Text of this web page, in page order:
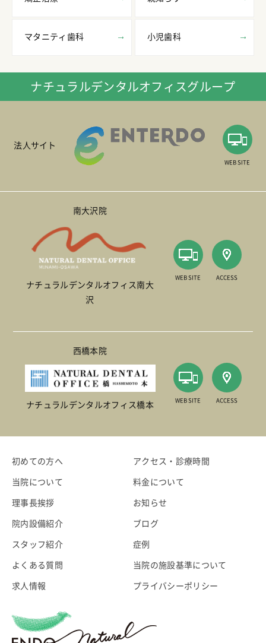
マタニティ歯科 小児歯科
ナチュラルデンタルオフィスグループ
法人サイト
WEB SITE
南大沢院
ナチュラルデンタルオフィス南大
沢
WEB SITE ACCESS
西橋本院
ナチュラルデンタルオフィス橋本
WEB SITE ACCESS
初めての方へ
当院について
理事長挨拶
院内設備紹介
スタッフ紹介
よくある質問
求人情報
アクセス・診療時間
料金について
お知らせ
ブログ
症例
当院の施設基準について
プライバシーポリシー